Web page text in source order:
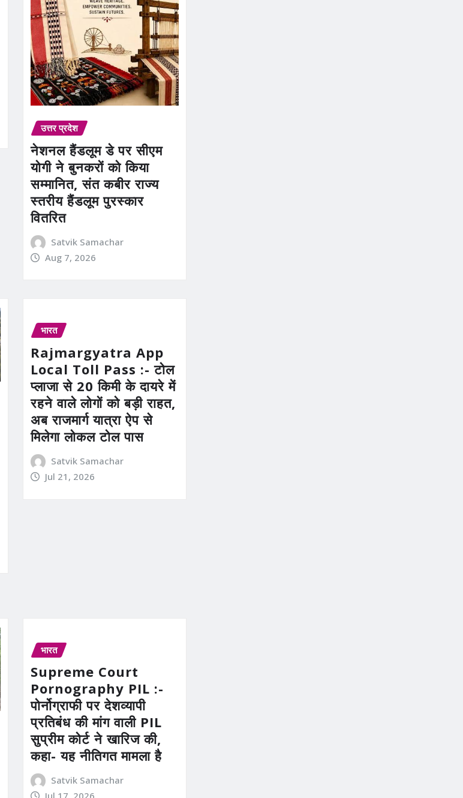
उत्तर प्रदेश
नेशनल हैंडलूम डे पर सीएम
योगी ने बुनकरों को किया
सम्मानित, संत कबीर राज्य
स्तरीय हैंडलूम पुरस्कार
वितरित
Satvik Samachar
Aug 7, 2026
भारत
Rajmargyatra App
Local Toll Pass :- टोल
प्लाजा से 20 किमी के दायरे में
रहने वाले लोगों को बड़ी राहत,
अब राजमार्ग यात्रा ऐप से
मिलेगा लोकल टोल पास
Satvik Samachar
Jul 21, 2026
भारत
Supreme Court
Pornography PIL :-
पोर्नोग्राफी पर देशव्यापी
प्रतिबंध की मांग वाली PIL
सुप्रीम कोर्ट ने खारिज की,
कहा- यह नीतिगत मामला है
Satvik Samachar